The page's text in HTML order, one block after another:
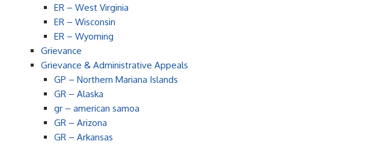
ER – West Virginia
ER – Wisconsin
ER – Wyoming
Grievance
Grievance & Administrative Appeals
GP – Northern Mariana Islands
GR – Alaska
gr – american samoa
GR – Arizona
GR – Arkansas